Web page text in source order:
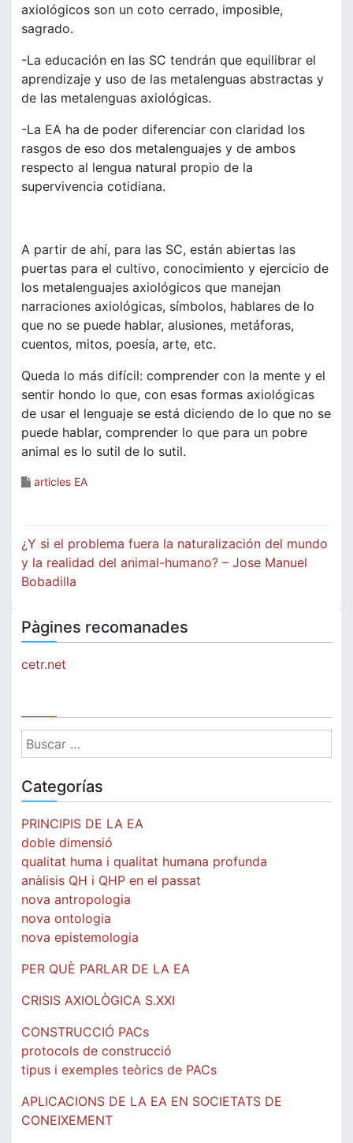
axiológicos son un coto cerrado, imposible,
sagrado.
-La educación en las SC tendrán que equilibrar el
aprendizaje y uso de las metalenguas abstractas y
de las metalenguas axiológicas.
-La EA ha de poder diferenciar con claridad los
rasgos de eso dos metalenguajes y de ambos
respecto al lengua natural propio de la
supervivencia cotidiana.
A partir de ahí, para las SC, están abiertas las
puertas para el cultivo, conocimiento y ejercicio de
los metalenguajes axiológicos que manejan
narraciones axiológicas, símbolos, hablares de lo
que no se puede hablar, alusiones, metáforas,
cuentos, mitos, poesía, arte, etc.
Queda lo más difícil: comprender con la mente y el
sentir hondo lo que, con esas formas axiológicas
de usar el lenguaje se está diciendo de lo que no se
puede hablar, comprender lo que para un pobre
animal es lo sutil de lo sutil.
articles EA
Navegación
de
¿Y si el problema fuera la naturalización del mundo
y la realidad del animal-humano? – Jose Manuel
Bobadilla
Pàgines recomanades
cetr.net
Buscar:
Categorías
PRINCIPIS DE LA EA
doble dimensió
qualitat huma i qualitat humana profunda
anàlisis QH i QHP en el passat
nova antropologia
nova ontologia
nova epistemologia
PER QUÈ PARLAR DE LA EA
CRISIS AXIOLÒGICA S.XXI
CONSTRUCCIÓ PACs
protocols de construcció
tipus i exemples teòrics de PACs
APLICACIONS DE LA EA EN SOCIETATS DE
CONEIXEMENT